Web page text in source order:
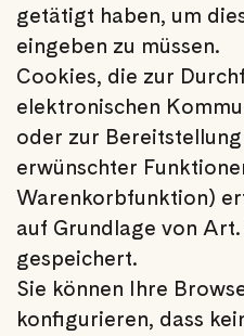
getätigt haben, um
eingeben zu müssen.
Cookies, die zur
elektronischen
oder zur
erwünschter
Warenkorbfunktion)
auf Grundlage von Art.
gespeichert.
Sie können Ihre
konfigurieren, dass